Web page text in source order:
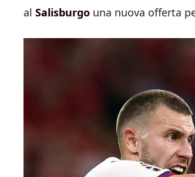
al Salisburgo una nuova offerta